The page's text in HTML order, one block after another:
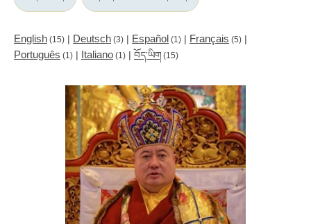
English (15) | Deutsch (3) | Español (1) | Français (5) |
Português (1) | Italiano (1) | བོད་ཡིག (15)